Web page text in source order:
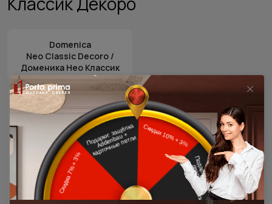
Domenica
Neo Classic Decoro /
Доменика Нео Классик
Декоро